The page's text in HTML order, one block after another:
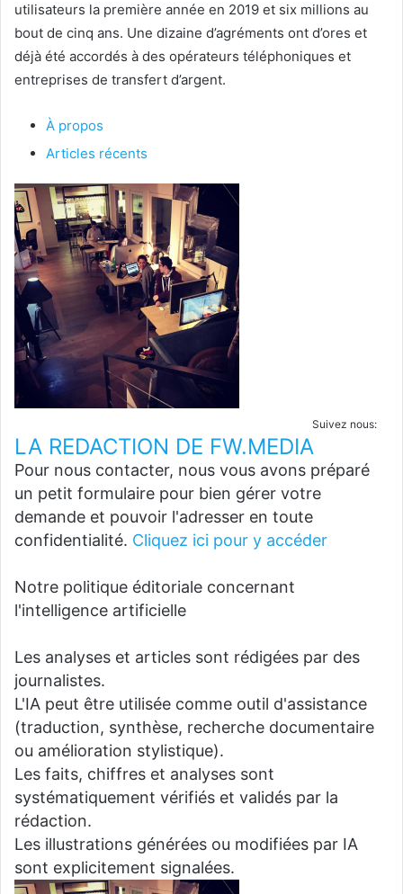
utilisateurs la première année en 2019 et six millions au
bout de cinq ans. Une dizaine d’agréments ont d’ores et
déjà été accordés à des opérateurs téléphoniques et
entreprises de transfert d’argent.
À propos
Articles récents
Suivez nous:
LA REDACTION DE FW.MEDIA
Pour nous contacter, nous vous avons préparé
un petit formulaire pour bien gérer votre
demande et pouvoir l'adresser en toute
confidentialité. Cliquez ici pour y accéder
Notre politique éditoriale concernant
l'intelligence artificielle
Les analyses et articles sont rédigées par des
journalistes.
L'IA peut être utilisée comme outil d'assistance
(traduction, synthèse, recherche documentaire
ou amélioration stylistique).
Les faits, chiffres et analyses sont
systématiquement vérifiés et validés par la
rédaction.
Les illustrations générées ou modifiées par IA
sont explicitement signalées.